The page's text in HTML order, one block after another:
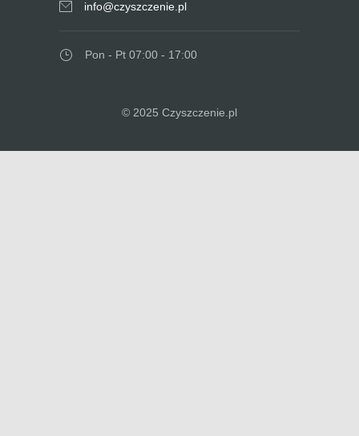
info@czyszczenie.pl
Pon - Pt 07:00 - 17:00
© 2025 Czyszczenie.pl